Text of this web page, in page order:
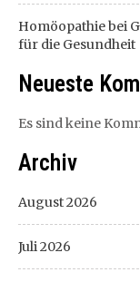
Homöopathie bei
für die Gesundheit
Neueste
Es sind keine
Archiv
August 2026
Juli 2026